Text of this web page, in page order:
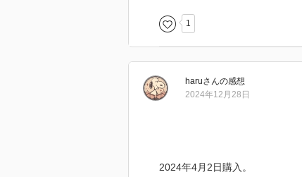
こういう本は素晴らしいと思う。
1
haruさんの感想
2024年12月28日
2024年4月2日購入。